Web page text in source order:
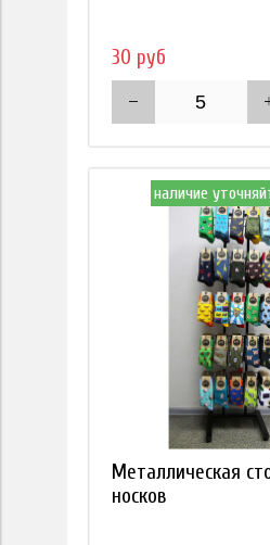
30 руб
наличие
Металлическая
носков